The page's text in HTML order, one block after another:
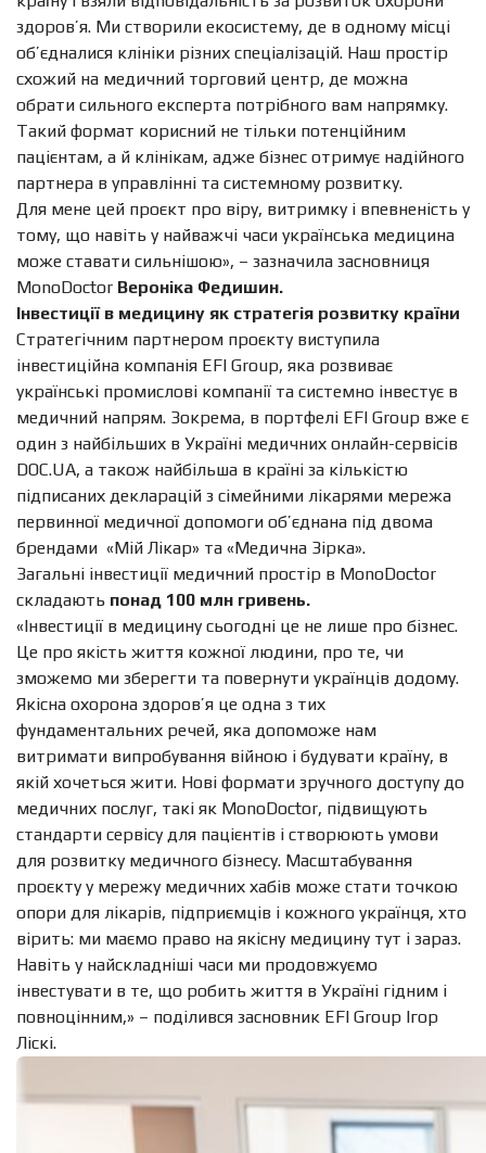
здоров’я. Ми створили екосистему, де в одному місці
об’єдналися клініки різних спеціалізацій. Наш простір
схожий на медичний торговий центр, де можна
обрати сильного експерта потрібного вам напрямку.
Такий формат корисний не тільки потенційним
пацієнтам, а й клінікам, адже бізнес отримує надійного
партнера в управлінні та системному розвитку.
Для мене цей проєкт про віру, витримку і впевненість у
тому, що навіть у найважчі часи українська медицина
може ставати сильнішою», – зазначила засновниця
MonoDoctor Вероніка Федишин.
Інвестиції в медицину як стратегія розвитку країни
Стратегічним партнером проєкту виступила
інвестиційна компанія EFI Group, яка розвиває
українські промислові компанії та системно інвестує в
медичний напрям. Зокрема, в портфелі EFI Group вже є
один з найбільших в Україні медичних онлайн-сервісів
DOC.UA, а також найбільша в країні за кількістю
підписаних декларацій з сімейними лікарями мережа
первинної медичної допомоги об’єднана під двома
брендами «Мій Лікар» та «Медична Зірка».
Загальні інвестиції медичний простір в MonoDoctor
складають понад 100 млн гривень.
«Інвестиції в медицину сьогодні це не лише про бізнес.
Це про якість життя кожної людини, про те, чи
зможемо ми зберегти та повернути українців додому.
Якісна охорона здоров’я це одна з тих
фундаментальних речей, яка допоможе нам
витримати випробування війною і будувати країну, в
якій хочеться жити. Нові формати зручного доступу до
медичних послуг, такі як MonoDoctor, підвищують
стандарти сервісу для пацієнтів і створюють умови
для розвитку медичного бізнесу. Масштабування
проєкту у мережу медичних хабів може стати точкою
опори для лікарів, підприємців і кожного українця, хто
вірить: ми маємо право на якісну медицину тут і зараз.
Навіть у найскладніші часи ми продовжуємо
інвестувати в те, що робить життя в Україні гідним і
повноцінним,» – поділився засновник EFI Group Ігор
Ліскі.